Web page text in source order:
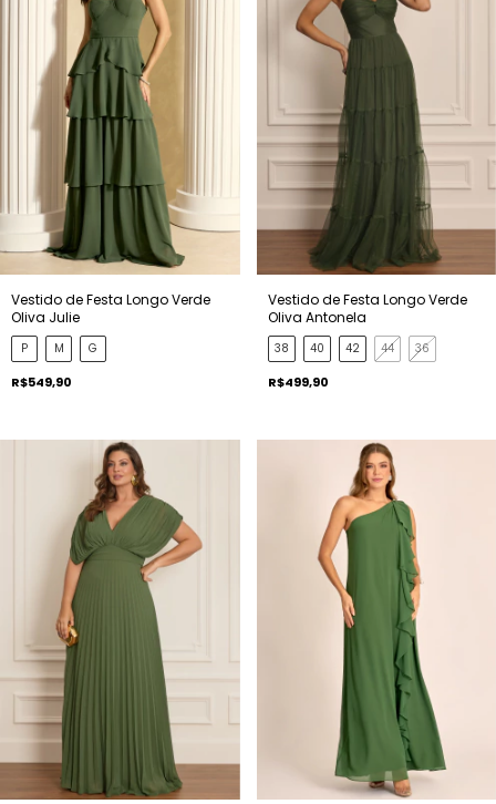
Vestido de Festa Longo Verde
Oliva Julie
P M G
R$549,90
Vestido de Festa Longo Verde
Oliva Antonela
38 40 42 44 36
R$499,90